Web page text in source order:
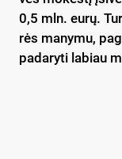
0,5 mln. eu­rų.
rės ma­ny­mu,
pa­da­ry­ti la­biau